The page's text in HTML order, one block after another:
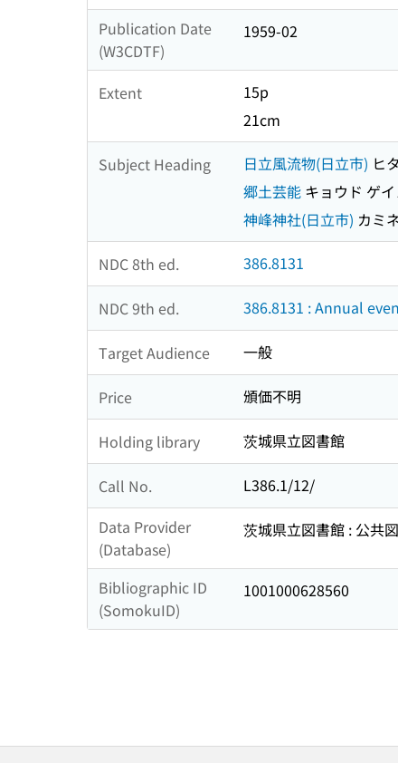
Publication Date
(W3CDTF)
1959-02
Extent
15p
21cm
Subject Heading 日立風流物(日立市) ヒ
郷土芸能 キョウド ゲ
神峰神社(日立市) カミ
NDC 8th ed. 386.8131
NDC 9th ed. 386.8131 : Annual
Target Audience 一般
Price 頒価不明
Holding library 茨城県立図書館
Call No.
L386.1/12/
Data Provider
(Database)
茨城県立図書館 : 公共
Bibliographic ID
(SomokuID)
1001000628560